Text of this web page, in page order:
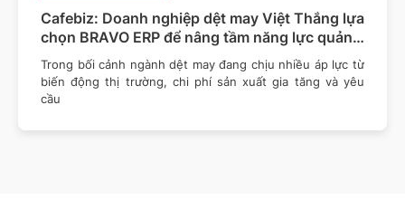
Cafebiz: Doanh nghiệp dệt may Việt Thắng lựa
chọn BRAVO ERP để nâng tầm năng lực quản
trị
Trong bối cảnh ngành dệt may đang chịu nhiều áp lực từ
biến động thị trường, chi phí sản xuất gia tăng và yêu
cầu